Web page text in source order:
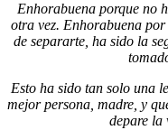
Enhorabuena porque no
otra vez. Enhorabuena
de separarte, ha sido la
Esto ha sido tan solo una
mejor persona, madre, y
depare la